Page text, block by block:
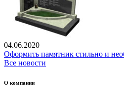
04.06.2020
Оформить памятник стильно и
Все новости
О компании